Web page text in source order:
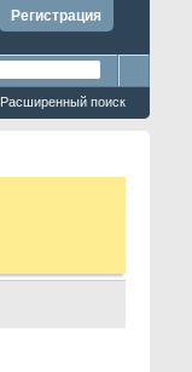
Регистрация
Расширенный поиск